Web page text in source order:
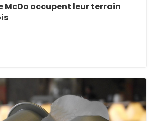
McDo occupent leur terrain